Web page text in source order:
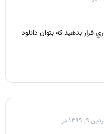
بدهيد كه بتوان دانلود
۹, ۱۳۹۹ در